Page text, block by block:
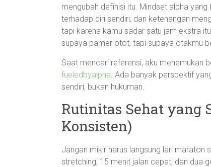
mengubah definisi itu. Mindset alpha
terhadap diri sendiri, dan ketenangan
tapi karena kamu sadar satu jam ekstra
supaya pamer otot, tapi supaya otakmu
Saat mencari referensi, aku menemukan
fueledbyalpha. Ada banyak perspektif
sendiri, bukan hukuman.
Rutinitas Sehat yang
Konsisten)
Jangan mikir harus langsung lari maraton
stretching, 15 menit jalan cepat, dan dua